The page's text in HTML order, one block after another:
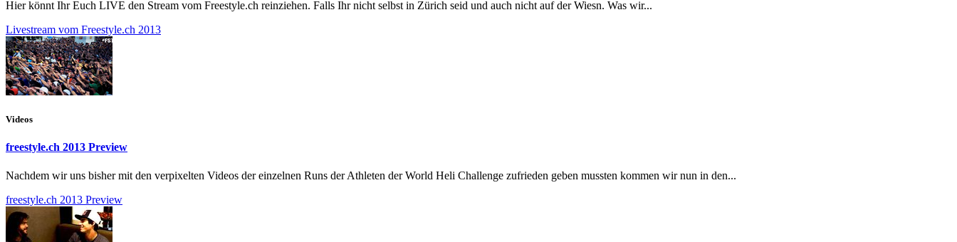
Hier könnt Ihr Euch LIVE den Stream vom Freestyle.ch reinziehen. Falls Ihr nicht selbst in Zürich seid und auch nicht auf der Wiesn. Was wir...
Livestream vom Freestyle.ch 2013
Videos
freestyle.ch 2013 Preview
Nachdem wir uns bisher mit den verpixelten Videos der einzelnen Runs der Athleten der World Heli Challenge zufrieden geben mussten kommen wir nun in den...
freestyle.ch 2013 Preview